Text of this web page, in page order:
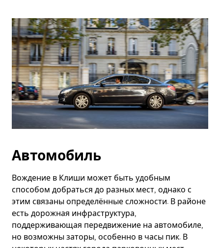
Автомобиль
Вождение в Клиши может быть удобным
способом добраться до разных мест, однако с
этим связаны определённые сложности. В районе
есть дорожная инфраструктура,
поддерживающая передвижение на автомобиле,
но возможны заторы, особенно в часы пик. В